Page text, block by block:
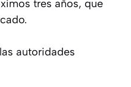
tres años, que
autoridades